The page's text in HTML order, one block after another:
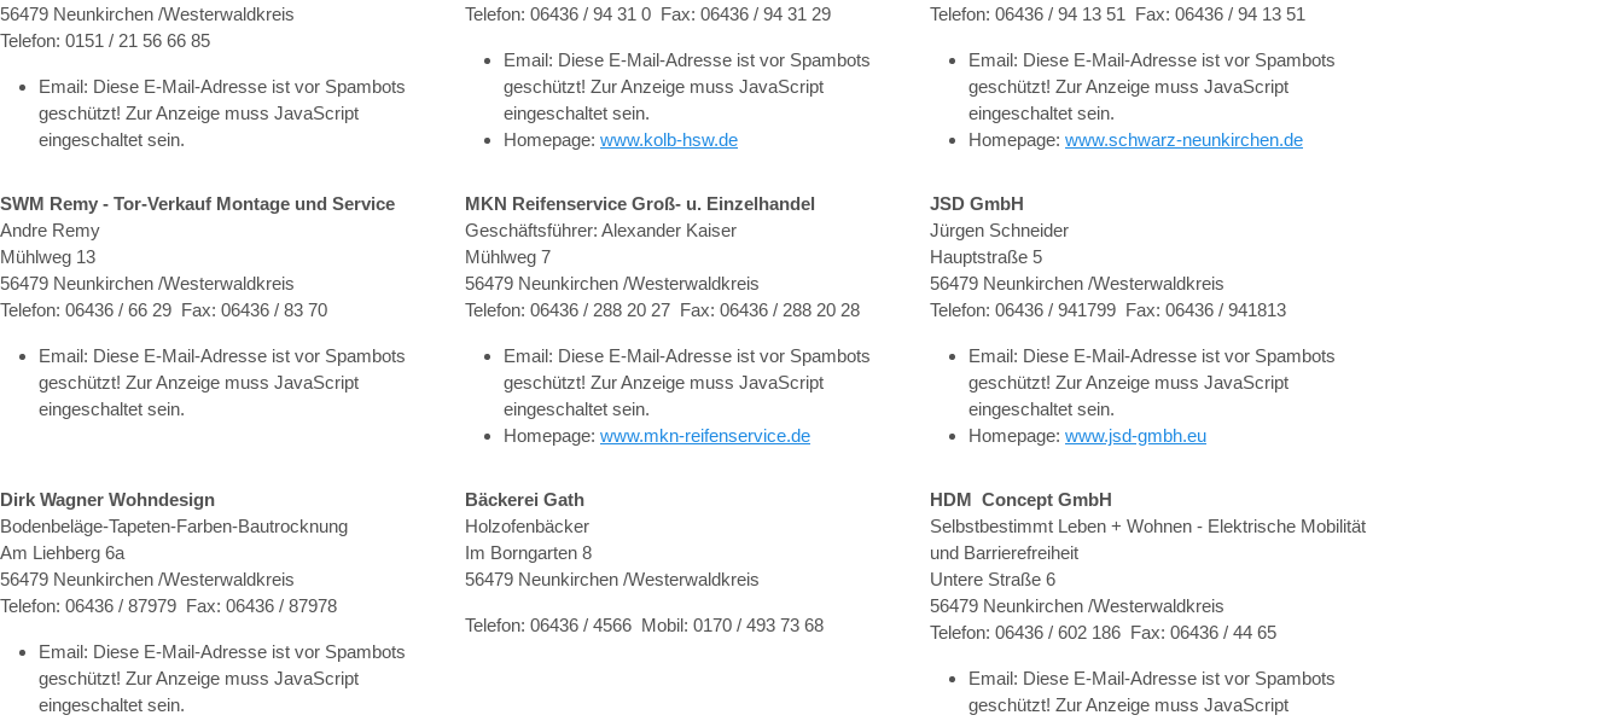
56479 Neunkirchen /Westerwaldkreis
Telefon: 0151 / 21 56 66 85
Email: Diese E-Mail-Adresse ist vor Spambots
geschützt! Zur Anzeige muss JavaScript
eingeschaltet sein.
Telefon: 06436 / 94 31 0 Fax: 06436 / 94 31 29
Email: Diese E-Mail-Adresse ist vor Spambots
geschützt! Zur Anzeige muss JavaScript
eingeschaltet sein.
Homepage: www.kolb-hsw.de
Telefon: 06436 / 94 13 51 Fax: 06436 / 94 13 51
Email: Diese E-Mail-Adresse ist vor Spambots
geschützt! Zur Anzeige muss JavaScript
eingeschaltet sein.
Homepage: www.schwarz-neunkirchen.de
SWM Remy - Tor-Verkauf Montage und Service
Andre Remy
Mühlweg 13
56479 Neunkirchen /Westerwaldkreis
Telefon: 06436 / 66 29 Fax: 06436 / 83 70
Email: Diese E-Mail-Adresse ist vor Spambots
geschützt! Zur Anzeige muss JavaScript
eingeschaltet sein.
MKN Reifenservice Groß- u. Einzelhandel
Geschäftsführer: Alexander Kaiser
Mühlweg 7
56479 Neunkirchen /Westerwaldkreis
Telefon: 06436 / 288 20 27 Fax: 06436 / 288 20 28
Email: Diese E-Mail-Adresse ist vor Spambots
geschützt! Zur Anzeige muss JavaScript
eingeschaltet sein.
Homepage: www.mkn-reifenservice.de
JSD GmbH
Jürgen Schneider
Hauptstraße 5
56479 Neunkirchen /Westerwaldkreis
Telefon: 06436 / 941799 Fax: 06436 / 941813
Email: Diese E-Mail-Adresse ist vor Spambots
geschützt! Zur Anzeige muss JavaScript
eingeschaltet sein.
Homepage: www.jsd-gmbh.eu
Dirk Wagner Wohndesign
Bodenbeläge-Tapeten-Farben-Bautrocknung
Am Liehberg 6a
56479 Neunkirchen /Westerwaldkreis
Telefon: 06436 / 87979 Fax: 06436 / 87978
Email: Diese E-Mail-Adresse ist vor Spambots
geschützt! Zur Anzeige muss JavaScript
eingeschaltet sein.
Bäckerei Gath
Holzofenbäcker
Im Borngarten 8
56479 Neunkirchen /Westerwaldkreis
Telefon: 06436 / 4566 Mobil: 0170 / 493 73 68
HDM Concept GmbH
Selbstbestimmt Leben + Wohnen - Elektrische Mobilität
und Barrierefreiheit
Untere Straße 6
56479 Neunkirchen /Westerwaldkreis
Telefon: 06436 / 602 186 Fax: 06436 / 44 65
Email: Diese E-Mail-Adresse ist vor Spambots
geschützt! Zur Anzeige muss JavaScript